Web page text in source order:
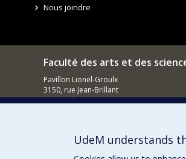
Nous joindre
Faculté des arts et des
Pavillon Lionel-Groulx
3150, rue Jean-Brillant
Montréal QC
UdeM understands